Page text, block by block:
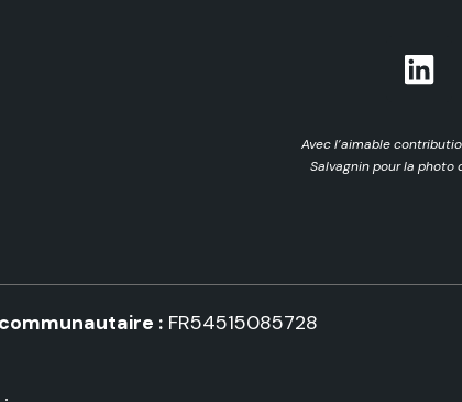
Avec l’aimable
Salvagnin pour la photo
: FR54515085728